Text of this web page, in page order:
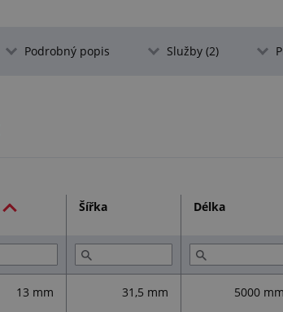
Podrobný popis Služby (2)
Šířka Délka
13 mm 31,5 mm 5000 mm